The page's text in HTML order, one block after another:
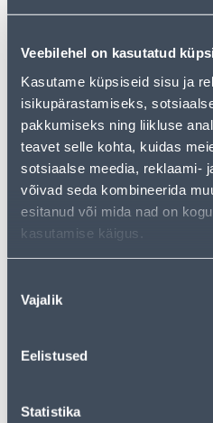
Veebilehel on kasutatud
Kasutame küpsiseid sisu ja
isikupärastamiseks,
pakkumiseks ning liikluse
teavet selle kohta, kuidas
sotsiaalse meedia, reklaami-
võivad seda kombineerida
esitanud või mida nad on
kasutamise käigus.
valik
Vajalik
Eelistused
Statistika
See availability
• Keeduplaat nr.2.
• Diameeter on 240 mm.
• 14-päevane
Courier service to home
Description